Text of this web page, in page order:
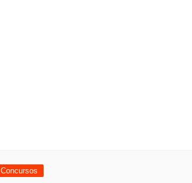
Concursos